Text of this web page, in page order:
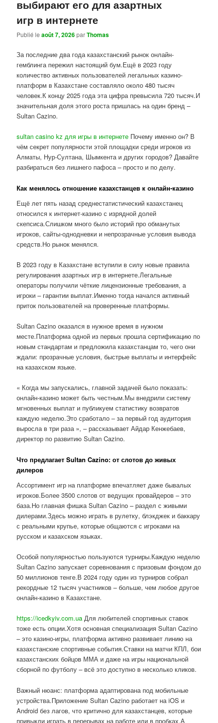
выбирают его для азартных
игр в интернете
Publié leaoût 7, 2026parThomas
За последние два года казахстанский рынок онлайн-
гемблинга пережил настоящий бум.Ещё в 2023 году
количество активных пользователей легальных казино-
платформ в Казахстане составляло около 480 тысяч
человек.К концу 2025 года эта цифра превысила 720 тысяч.И
значительная доля этого роста пришлась на один бренд –
Sultan Cazino.
sultan casino kz для игры в интернете Почему именно он? В
чём секрет популярности этой площадки среди игроков из
Алматы, Нур-Султана, Шымкента и других городов? Давайте
разбираться без лишнего пафоса – просто и по делу.
Как менялось отношение казахстанцев к онлайн-казино
Ещё лет пять назад среднестатистический казахстанец
относился к интернет-казино с изрядной долей
скепсиса.Слишком много было историй про обманутых
игроков, сайты-однодневки и непрозрачные условия вывода
средств.Но рынок менялся.
В 2023 году в Казахстане вступили в силу новые правила
регулирования азартных игр в интернете.Легальные
операторы получили чёткие лицензионные требования, а
игроки – гарантии выплат.Именно тогда начался активный
приток пользователей на проверенные платформы.
Sultan Cazino оказался в нужное время в нужном
месте.Платформа одной из первых прошла сертификацию по
новым стандартам и предложила казахстанцам то, чего они
ждали: прозрачные условия, быстрые выплаты и интерфейс
на казахском языке.
« Когда мы запускались, главной задачей было показать:
онлайн-казино может быть честным.Мы внедрили систему
мгновенных выплат и публикуем статистику возвратов
каждую неделю.Это сработало – за первый год аудитория
выросла в три раза », – рассказывает Айдар Кенжебаев,
директор по развитию Sultan Cazino.
Что предлагает Sultan Cazino: от слотов до живых
дилеров
Ассортимент игр на платформе впечатляет даже бывалых
игроков.Более 3500 слотов от ведущих провайдеров – это
база.Но главная фишка Sultan Cazino – раздел с живыми
дилерами.Здесь можно играть в рулетку, блэкджек и баккару
с реальными крупье, которые общаются с игроками на
русском и казахском языках.
Особой популярностью пользуются турниры.Каждую неделю
Sultan Cazino запускает соревнования с призовым фондом до
50 миллионов тенге.В 2024 году один из турниров собрал
рекордные 12 тысяч участников – больше, чем любое другое
онлайн-казино в Казахстане.
https://icedkyiv.com.ua Для любителей спортивных ставок
тоже есть опции.Хотя основная специализация Sultan Cazino
– это казино-игры, платформа активно развивает линию на
казахстанские спортивные события.Ставки на матчи КПЛ, бои
казахстанских бойцов ММА и даже на игры национальной
сборной по футболу – всё это доступно в несколько кликов.
Важный нюанс: платформа адаптирована под мобильные
устройства.Приложение Sultan Cazino работает на iOS и
Android без лагов, что критично для казахстанцев, которые
привыкли играть в перерывах на работе или в пробках.А